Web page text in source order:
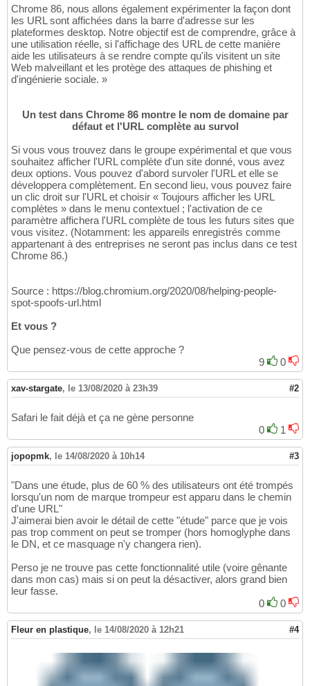
Chrome 86, nous allons également expérimenter la façon dont
les URL sont affichées dans la barre d'adresse sur les
plateformes desktop. Notre objectif est de comprendre, grâce à
une utilisation réelle, si l'affichage des URL de cette manière
aide les utilisateurs à se rendre compte qu'ils visitent un site
Web malveillant et les protège des attaques de phishing et
d'ingénierie sociale. »
Un test dans Chrome 86 montre le nom de domaine par
défaut et l'URL complète au survol
Si vous vous trouvez dans le groupe expérimental et que vous
souhaitez afficher l'URL complète d'un site donné, vous avez
deux options. Vous pouvez d'abord survoler l'URL et elle se
développera complètement. En second lieu, vous pouvez faire
un clic droit sur l'URL et choisir « Toujours afficher les URL
complètes » dans le menu contextuel ; l'activation de ce
paramètre affichera l'URL complète de tous les futurs sites que
vous visitez. (Notamment: les appareils enregistrés comme
appartenant à des entreprises ne seront pas inclus dans ce test
Chrome 86.)
Source : https://blog.chromium.org/2020/08/helping-people-
spot-spoofs-url.html
Et vous ?
Que pensez-vous de cette approche ?
9
0
xav-stargate, le 13/08/2020 à 23h39 #2
Safari le fait déjà et ça ne gène personne
0
1
jopopmk, le 14/08/2020 à 10h14 #3
"Dans une étude, plus de 60 % des utilisateurs ont été trompés
lorsqu'un nom de marque trompeur est apparu dans le chemin
d'une URL"
J'aimerai bien avoir le détail de cette "étude" parce que je vois
pas trop comment on peut se tromper (hors homoglyphe dans
le DN, et ce masquage n'y changera rien).
Perso je ne trouve pas cette fonctionnalité utile (voire gênante
dans mon cas) mais si on peut la désactiver, alors grand bien
leur fasse.
0
0
Fleur en plastique, le 14/08/2020 à 12h21 #4